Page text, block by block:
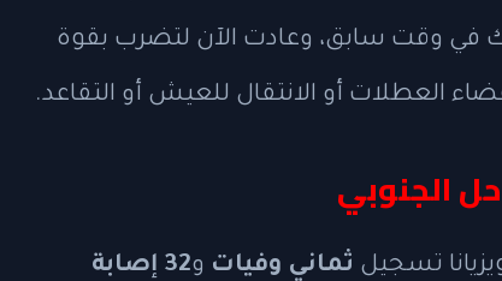
في وقت سابق، وعادت الآن لتضرب بقوة
العطلات أو الانتقال للعيش أو التقاعد.
تسجيل ثماني وفيات و 32 إصابة